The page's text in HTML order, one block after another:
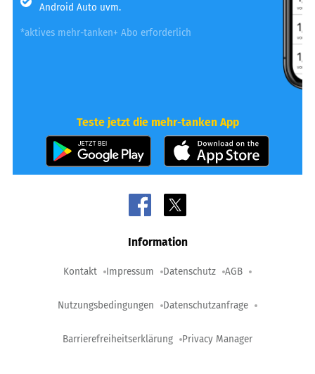
Android Auto uvm.
*aktives mehr-tanken+ Abo erforderlich
Teste jetzt die mehr-tanken App
Information
Kontakt Impressum Datenschutz AGB
Nutzungsbedingungen Datenschutzanfrage
Barrierefreiheitserklärung Privacy Manager